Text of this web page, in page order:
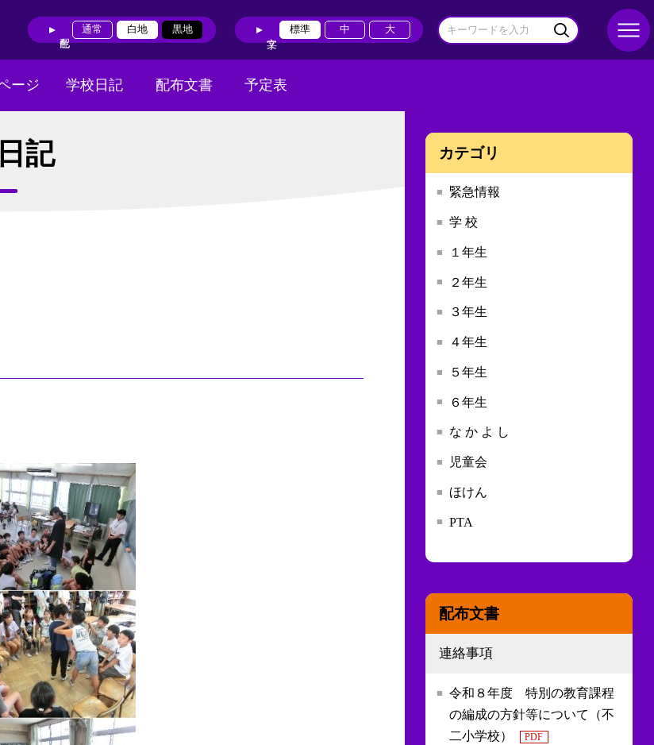
通常 白地 黒地 標準 中 大
ージ 学校日記 配布文書 予定表
記 カテゴリ
緊急情報
学 校
１年生
２年生
３年生
４年生
５年生
６年生
な か よ し
児童会
ほけん
PTA
配布文書
連絡事項
令和８年度 特別の教育課程
の編成の方針等について（不
二小学校）
PDF